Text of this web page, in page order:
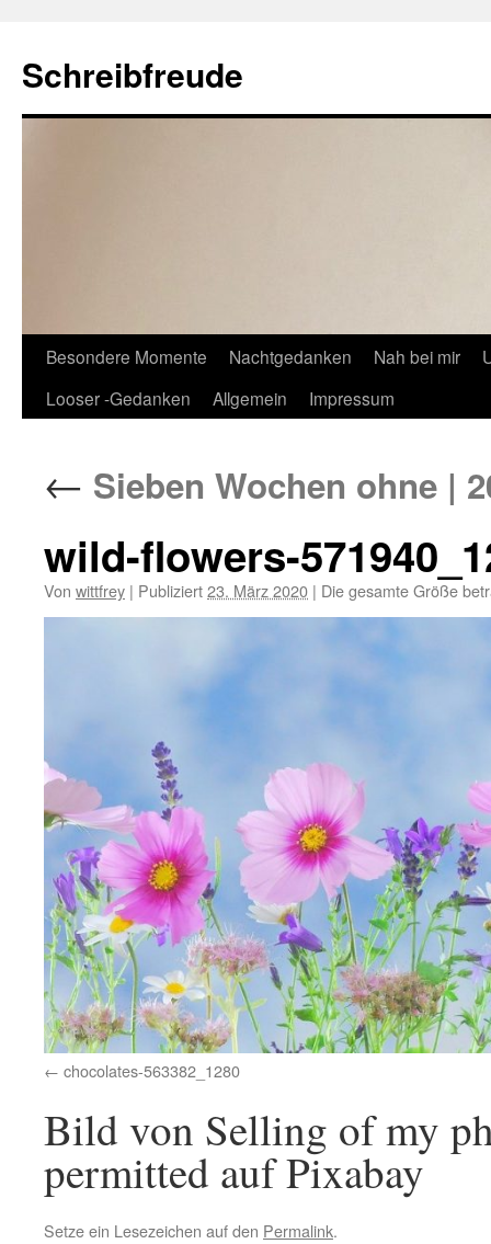
Schreibfreude
Besondere Momente Nachtgedanken Nah bei mir
Looser -Gedanken
Allgemein Impressum
← Sieben Wochen ohne |
wild-flowers-
Von wittfrey | Publiziert23. März 2020 | Die gesamte Größe
chocolates-563382_1280
Bild von Selling of my
permitted auf Pixabay
Setze ein Lesezeichen auf den Permalink.